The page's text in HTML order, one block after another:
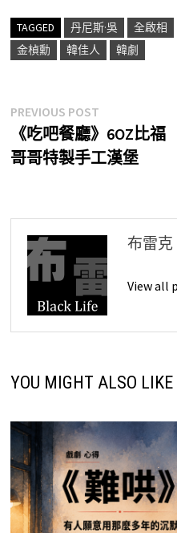
TAGGED 丹尼斯·吳 全啟相
金楨勳
韓佳人 韓劇
文
章
導
PREVIOUS POSTPrevious
post:
《吃吧餐廳》6OZ比福
哥哥特製手工漢堡
布雷克
View all
YOU MIGHT ALSO LIKE